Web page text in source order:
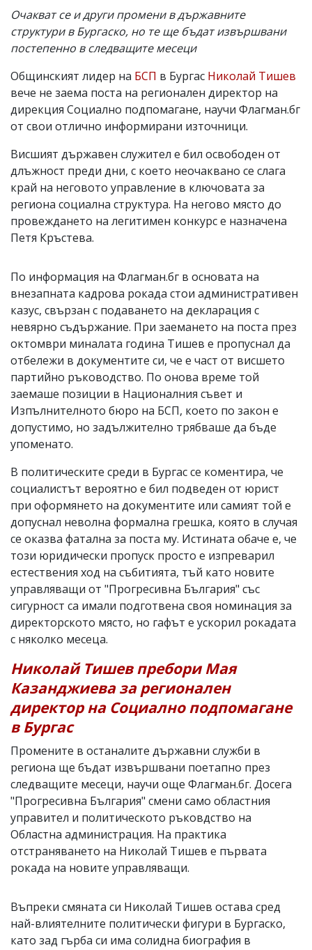
Ако
откриете
обиден
за
коментар,
моля
сигнализирайте
ни!
Очакват се и други промени в държавните
структури в Бургаско, но те ще бъдат извършвани
постепенно в следващите месеци
Общинският лидер на БСП в Бургас Николай Тишев
вече не заема поста на регионален директор на
дирекция Социално подпомагане, научи Флагман.бг
от свои отлично информирани източници.
Висшият държавен служител е бил освободен от
длъжност преди дни, с което неочаквано се слага
край на неговото управление в ключовата за
региона социална структура. На негово място до
провеждането на легитимен конкурс е назначена
Петя Кръстева.
По информация на Флагман.бг в основата на
внезапната кадрова рокада стои административен
казус, свързан с подаването на декларация с
невярно съдържание. При заемането на поста през
октомври миналата година Тишев е пропуснал да
отбележи в документите си, че е част от висшето
партийно ръководство. По онова време той
заемаше позиции в Националния съвет и
Изпълнителното бюро на БСП, което по закон е
допустимо, но задължително трябваше да бъде
упоменато.
В политическите среди в Бургас се коментира, че
социалистът вероятно е бил подведен от юрист
при оформянето на документите или самият той е
допуснал неволна формална грешка, която в случая
се оказва фатална за поста му. Истината обаче е, че
този юридически пропуск просто е изпреварил
естествения ход на събитията, тъй като новите
управляващи от "Прогресивна България" със
сигурност са имали подготвена своя номинация за
директорското място, но гафът е ускорил рокадата
с няколко месеца.
Николай Тишев пребори Мая
Казанджиева за регионален
директор на Социално подпомагане
в Бургас
Промените в останалите държавни служби в
региона ще бъдат извършвани поетапно през
следващите месеци, научи още Флагман.бг. Досега
"Прогресивна България" смени само областния
управител и политическото ръковдство на
Областна администрация. На практика
отстраняването на Николай Тишев е първата
рокада на новите управляващи.
Въпреки смяната си Николай Тишев остава сред
най-влиятелните политически фигури в Бургаско,
като зад гърба си има солидна биография в